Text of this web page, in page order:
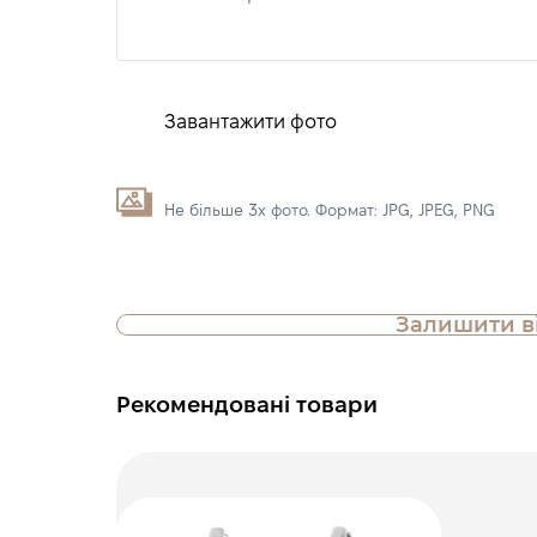
Завантажити фото
Не більше 3х фото. Формат: JPG, JPEG, PNG
Залишити
Рекомендовані товари